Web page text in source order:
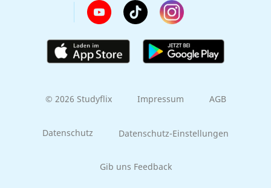
© 2026 Studyflix Impressum AGB
Datenschutz Datenschutz-Einstellungen
Gib uns Feedback